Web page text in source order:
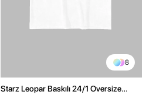
8
Starz Leopar Baskılı 24/1 Oversize